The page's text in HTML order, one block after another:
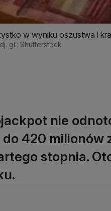
w wyniku oszustwa i
gł.: Shutterstock
nie
420 milionów
stopnia.